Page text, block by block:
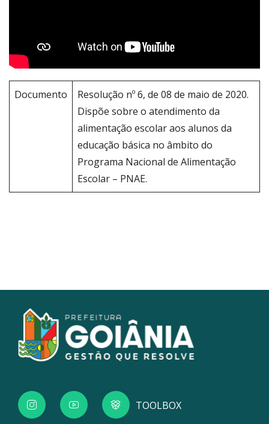
Documento
Resolução nº 6, de 08 de maio de 2020.
Dispõe sobre o atendimento da
alimentação escolar aos alunos da
educação básica no âmbito do
Programa Nacional de Alimentação
Escolar – PNAE.
TOOLBOX